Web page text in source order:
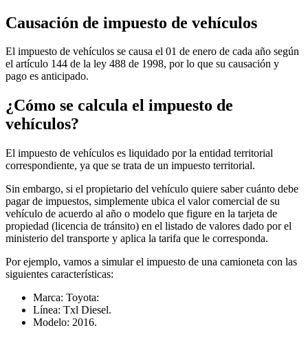
Causación de impuesto de vehículos
El impuesto de vehículos se causa el 01 de enero de cada año según
el artículo 144 de la ley 488 de 1998, por lo que su causación y
pago es anticipado.
¿Cómo se calcula el impuesto de
vehículos?
El impuesto de vehículos es liquidado por la entidad territorial
correspondiente, ya que se trata de un impuesto territorial.
Sin embargo, si el propietario del vehículo quiere saber cuánto debe
pagar de impuestos, simplemente ubica el valor comercial de su
vehículo de acuerdo al año o modelo que figure en la tarjeta de
propiedad (licencia de tránsito) en el listado de valores dado por el
ministerio del transporte y aplica la tarifa que le corresponda.
Por ejemplo, vamos a simular el impuesto de una camioneta con las
siguientes características:
Marca: Toyota:
Línea: Txl Diesel.
Modelo: 2016.